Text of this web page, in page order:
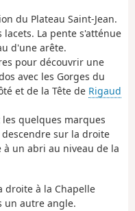
du Plateau Saint-Jean.
La pente s'atténue
d'une arête.
pour découvrir une
avec les Gorges du
et de la Tête de Rigaud
quelques marques
sur la droite
un abri au niveau de la
droite à la Chapelle
un autre angle.